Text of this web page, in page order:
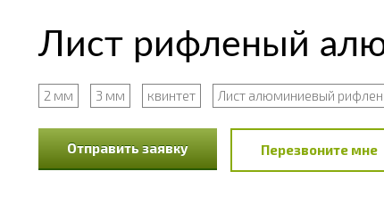
Лист рифленый
2 мм 3 мм квинтет Лист алюминиевый
Отправить заявку Перезвоните мне